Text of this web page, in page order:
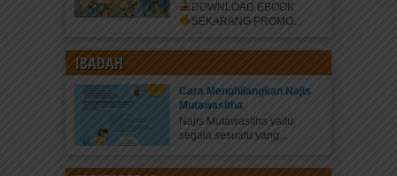
DOWNLOAD EBOOK
SEKARANG PROMO...
IBADAH
Cara Menghilangkan Najis
Mutawasitha
Najis Mutawasitha yaitu
segala sesuatu yang...